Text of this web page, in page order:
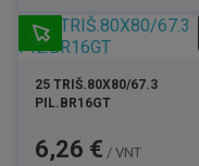
25 TRIŠ.80X80/67.3
PIL.BR16GT
Kaina
6,26 € / VNT